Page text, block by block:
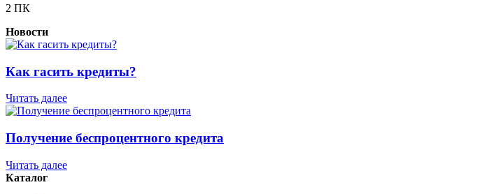
2 ПК
Новости
Как гасить кредиты?
Читать далее
Получение беспроцентного кредита
Читать далее
Каталог